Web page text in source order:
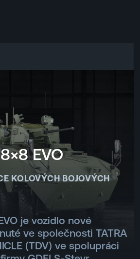
EVO
KOLOVÝCH BOJOVÝCH
je vozidlo nové
ve společnosti TATRA
(TDV) ve spolupráci